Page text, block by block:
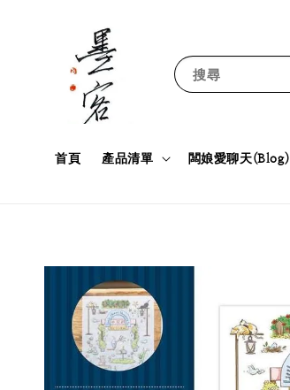
搜尋
首頁 產品清單 闆娘愛聊天(Blog)